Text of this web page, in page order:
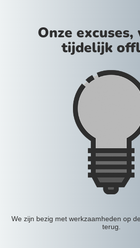
Onze excuses,
tijdelijk
We zijn bezig met werkzaamheden op
terug.